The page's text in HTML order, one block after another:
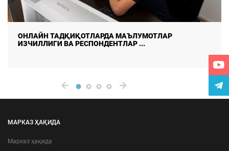
ДАЛА ТАДҚИҚОТЛАРИДА МАЪЛУМОТЛАР
ИШОНЧЛИЛИГИНИ ТАЪМ ...
МАРКАЗ ҲАҚИДА
Марказ ҳақида